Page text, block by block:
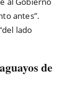
antes”.
lado
de